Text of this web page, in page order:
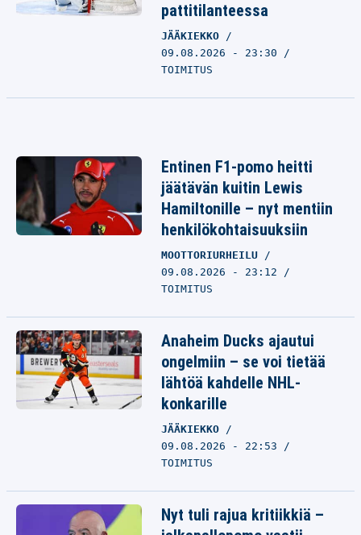
pattitilanteessa
JÄÄKIEKKO
09.08.2026 - 23:30
TOIMITUS
Entinen F1-pomo heitti
jäätävän kuitin Lewis
Hamiltonille – nyt mentiin
henkilökohtaisuuksiin
MOOTTORIURHEILU
09.08.2026 - 23:12
TOIMITUS
Anaheim Ducks ajautui
ongelmiin – se voi tietää
lähtöä kahdelle NHL-
konkarille
JÄÄKIEKKO
09.08.2026 - 22:53
TOIMITUS
Nyt tuli rajua kritiikkiä –